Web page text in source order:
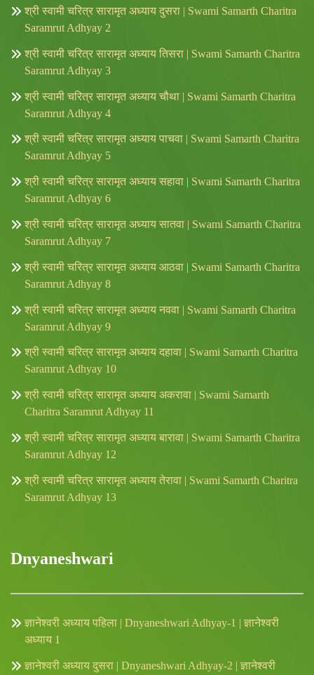
श्री स्वामी चरित्र सारामृत अध्याय दुसरा | Swami Samarth Charitra
Saramrut Adhyay 2
श्री स्वामी चरित्र सारामृत अध्याय तिसरा | Swami Samarth Charitra
Saramrut Adhyay 3
श्री स्वामी चरित्र सारामृत अध्याय चौथा | Swami Samarth Charitra
Saramrut Adhyay 4
श्री स्वामी चरित्र सारामृत अध्याय पाचवा | Swami Samarth Charitra
Saramrut Adhyay 5
श्री स्वामी चरित्र सारामृत अध्याय सहावा | Swami Samarth Charitra
Saramrut Adhyay 6
श्री स्वामी चरित्र सारामृत अध्याय सातवा | Swami Samarth Charitra
Saramrut Adhyay 7
श्री स्वामी चरित्र सारामृत अध्याय आठवा | Swami Samarth Charitra
Saramrut Adhyay 8
श्री स्वामी चरित्र सारामृत अध्याय नववा | Swami Samarth Charitra
Saramrut Adhyay 9
श्री स्वामी चरित्र सारामृत अध्याय दहावा | Swami Samarth Charitra
Saramrut Adhyay 10
श्री स्वामी चरित्र सारामृत अध्याय अकरावा | Swami Samarth
Charitra Saramrut Adhyay 11
श्री स्वामी चरित्र सारामृत अध्याय बारावा | Swami Samarth Charitra
Saramrut Adhyay 12
श्री स्वामी चरित्र सारामृत अध्याय तेरावा | Swami Samarth Charitra
Saramrut Adhyay 13
Dnyaneshwari
ज्ञानेश्वरी अध्याय पहिला | Dnyaneshwari Adhyay-1 | ज्ञानेश्वरी
अध्याय 1
ज्ञानेश्वरी अध्याय दुसरा | Dnyaneshwari Adhyay-2 | ज्ञानेश्वरी